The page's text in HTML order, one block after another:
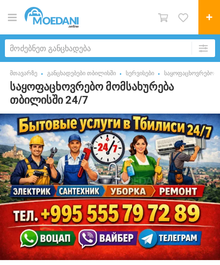
მთავარზე განცხადებები თბილისში სერვისები საყოფაცხოვრებო
საყოფაცხოვრებო მომსახურება
თბილისში 24/7